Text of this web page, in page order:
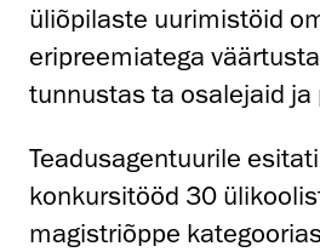
üliõpilaste uurimistöid
eripreemiatega
tunnustas ta osalejaid ja
Teadusagentuurile
konkursitööd 30
magistriõppe